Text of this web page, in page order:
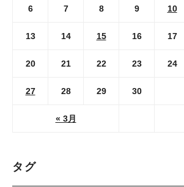
« 3月
6 7 8 9 10
13 14 15 16 17
20 21 22 23 24
27 28 29 30
タグ